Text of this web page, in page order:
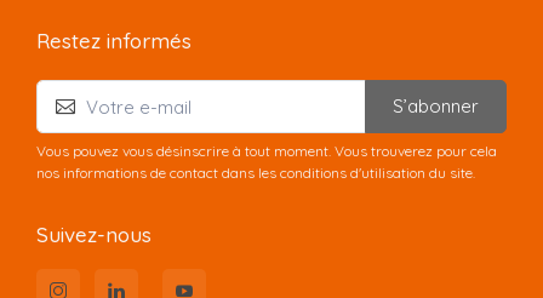
Restez informés
S’abonner
Vous pouvez vous désinscrire à tout moment. Vous trouverez pour cela
nos informations de contact dans les conditions d'utilisation du site.
Suivez-nous